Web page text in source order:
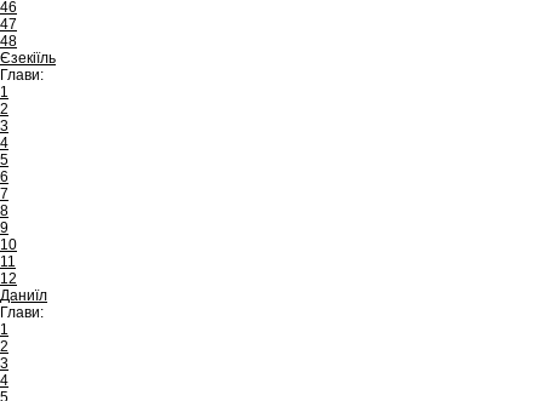
46
47
48
Єзекіїль
Глави:
1
2
3
4
5
6
7
8
9
10
11
12
Даниїл
Глави:
1
2
3
4
5